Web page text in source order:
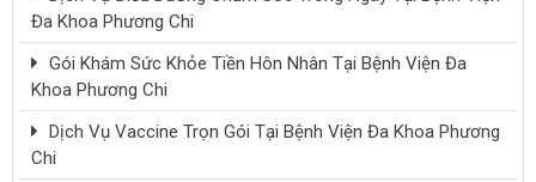
Đa Khoa Phương Chi
Gói Khám Sức Khỏe Tiền Hôn Nhân Tại Bệnh Viện Đa
Khoa Phương Chi
Dịch Vụ Vaccine Trọn Gói Tại Bệnh Viện Đa Khoa Phương
Chi